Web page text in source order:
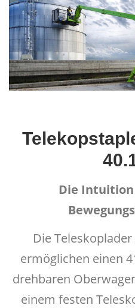
Die
Die
ermöglichen einen
drehbaren
einem festen